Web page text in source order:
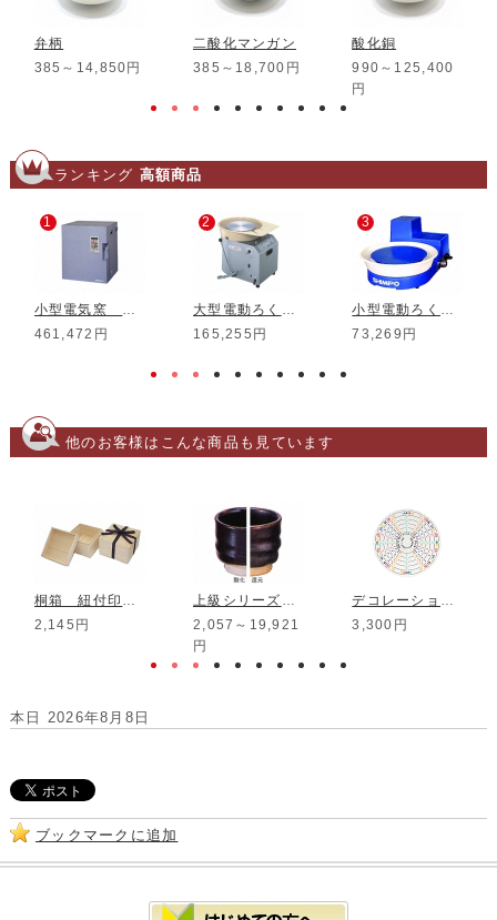
弁柄
385～14,850円
二酸化マンガン
385～18,700円
酸化銅
990～125,400
円
ランキング 高額商品
1
461,472円
2
165,255円
3
73,269円
他のお客様はこんな商品も見ています
2,145円
2,057～19,921
円
3,300円
本日 2026年8月8日
ブックマークに追加